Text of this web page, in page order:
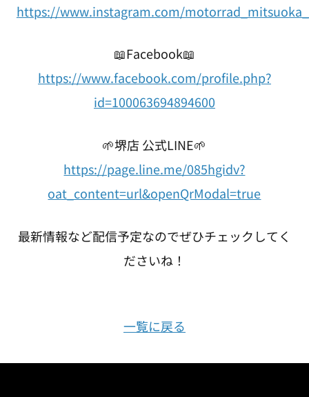
https://www.instagram.com/
📖Facebook📖
https://www.facebook.com/profile.php?
id=100063694894600
🌱堺店 公式LINE🌱
https://page.line.me/085hgidv?
oat_content=url&openQrModal=true
最新情報など配信予定なのでぜひチェックしてく
ださいね！
一覧に戻る